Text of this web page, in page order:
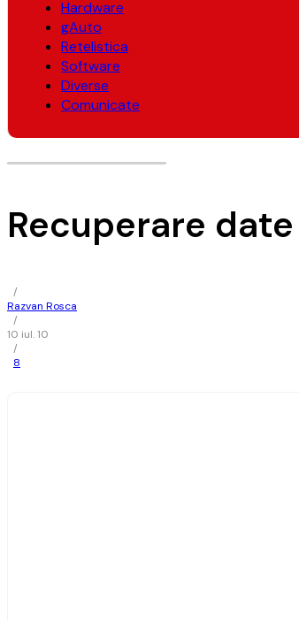
Hardware
gAuto
Retelistica
Software
Diverse
Comunicate
Recuperare
/
Razvan Rosca
/
10 iul. 10
/
8